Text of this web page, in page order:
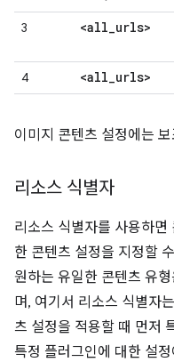
3 <all_urls>
4 <all_urls>
이미지 콘텐츠 설정에는
리소스 식별자
리소스 식별자를 사용하면
한 콘텐츠 설정을 지정할
원하는 유일한 콘텐츠 유형
며, 여기서 리소스 식별자
츠 설정을 적용할 때 먼저
특정 플러그인에 대한 설